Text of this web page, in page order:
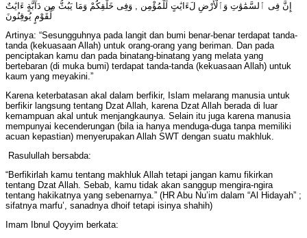
إِنَّ فِى ٱلسَّمَٰوَٰتِ وَٱلْأَرْضِ لَءَايَٰتٍ لِّلْمُؤْمِن , وَفِى خَلْقِكُمْ وَمَا يَبُثُّ مِن دَآبَّةٍ ءَايَٰتٌ
لِّقَوْمٍ يُوقِنُونَ
Artinya: “Sesungguhnya pada langit dan bumi benar-benar terdapat tanda-
tanda (kekuasaan Allah) untuk orang-orang yang beriman. Dan pada
penciptakan kamu dan pada binatang-binatang yang melata yang
bertebaran (di muka bumi) terdapat tanda-tanda (kekuasaan Allah) untuk
kaum yang meyakini.”
Karena keterbatasan akal dalam berfikir, Islam melarang manusia untuk
berfikir langsung tentang Dzat Allah, karena Dzat Allah berada di luar
kemampuan akal untuk menjangkaunya. Selain itu juga karena manusia
mempunyai kecenderungan (bila ia hanya menduga-duga tanpa memiliki
acuan kepastian) menyerupakan Allah SWT dengan suatu makhluk.
Rasulullah bersabda:
“Berfikirlah kamu tentang makhluk Allah tetapi jangan kamu fikirkan
tentang Dzat Allah. Sebab, kamu tidak akan sanggup mengira-ngira
tentang hakikatnya yang sebenarnya.” (HR Abu Nu’im dalam “Al Hidayah” ;
sifatnya marfu’, sanadnya dhoif tetapi isinya shahih)
Imam Ibnul Qoyyim berkata: